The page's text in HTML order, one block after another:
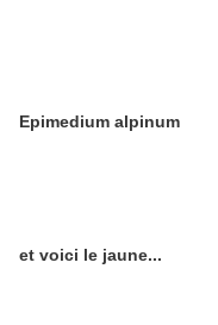
Epimedium alpinum
et voici le jaune...